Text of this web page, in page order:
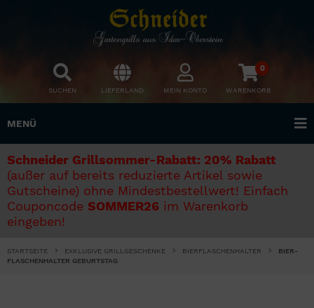
SUCHEN LIEFERLAND MEIN KONTO
0
WARENKORB
MENÜ
Schneider Grillsommer-Rabatt: 20% Rabatt
(außer auf bereits reduzierte Artikel sowie
Gutscheine) ohne Mindestbestellwert! Einfach
Couponcode SOMMER26 im Warenkorb
eingeben!
STARTSEITE EXKLUSIVE GRILLGESCHENKE BIERFLASCHENHALTER
BIER-
FLASCHENHALTER GEBURTSTAG